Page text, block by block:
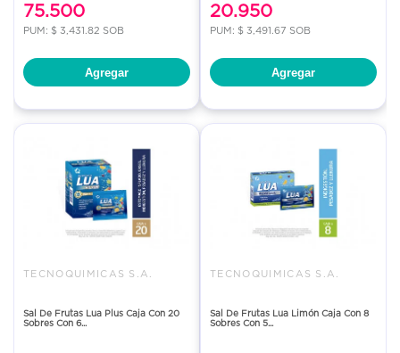
75.500
PUM: $ 3,431.82 SOB
Agregar
20.950
PUM: $ 3,491.67 SOB
Agregar
TECNOQUIMICAS S.A.
Sal De Frutas Lua Plus Caja Con 20
Sobres Con 6...
TECNOQUIMICAS S.A.
Sal De Frutas Lua Limón Caja Con 8
Sobres Con 5...